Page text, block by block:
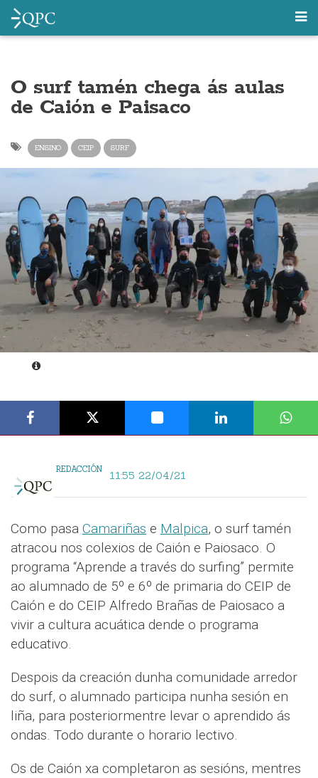
O surf tamén chega ás aulas
de Caión e Paisaco
ENSINO CEIP SURF
REDACCIÓN 11:55 22/04/21
Como pasa Camariñas e Malpica, o surf tamén
atracou nos colexios de Caión e Paiosaco. O
programa “Aprende a través do surfing” permite
ao alumnado de 5º e 6º de primaria do CEIP de
Caión e do CEIP Alfredo Brañas de Paiosaco a
vivir a cultura acuática dende o programa
educativo.
Despois da creación dunha comunidade arredor
do surf, o alumnado participa nunha sesión en
liña, para posteriormentre levar o aprendido ás
ondas. Todo durante o horario lectivo.
Os de Caión xa completaron as sesións, mentres